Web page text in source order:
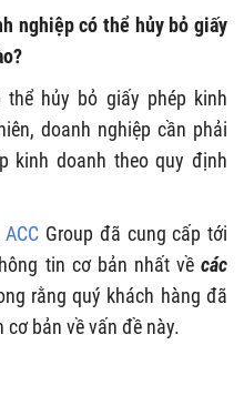
nghiệp có thể hủy bỏ giấy
thể hủy bỏ giấy phép kinh
doanh nghiệp cần phải
kinh doanh theo quy định
ACC Group đã cung cấp tới
tin cơ bản nhất về các
rằng quý khách hàng đã
bản về vấn đề này.